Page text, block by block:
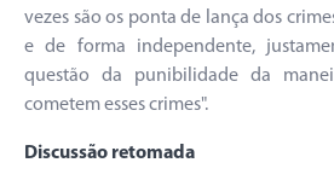
vezes são os ponta de lança dos
e de forma independente,
questão da punibilidade da
cometem esses crimes".
Discussão retomada